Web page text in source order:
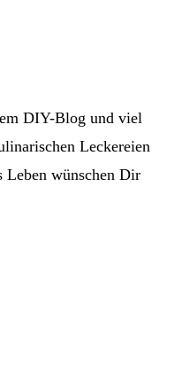
DIY-Blog und viel
Leckereien
wünschen Dir